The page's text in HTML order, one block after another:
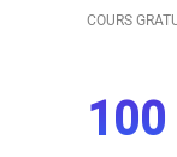
COURS
100